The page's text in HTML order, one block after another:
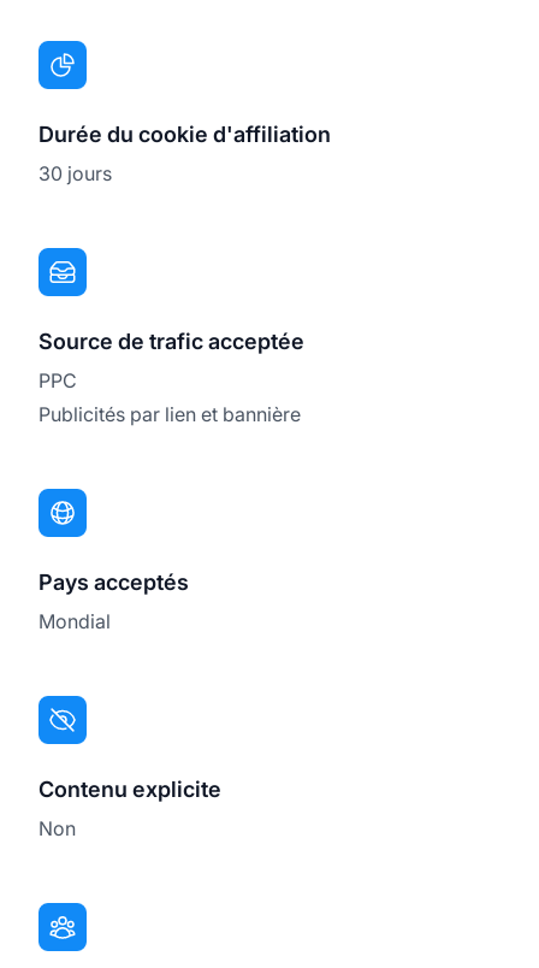
Durée du cookie d'affiliation
30 jours
Source de trafic acceptée
PPC
Publicités par lien et bannière
Pays acceptés
Mondial
Contenu explicite
Non